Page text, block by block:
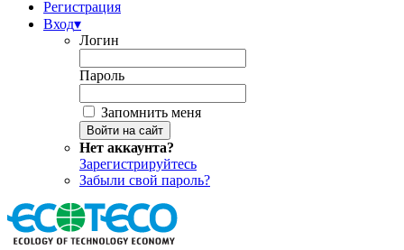
Регистрация
Вход▾
Логин
Пароль
Запомнить меня
Нет аккаунта?
Зарегистрируйтесь
Забыли свой пароль?